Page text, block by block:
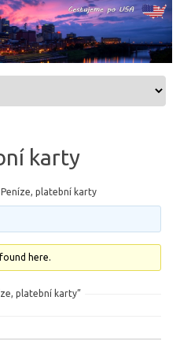
Skip to content
karty
Peníze, platební karty
here.
platební karty”